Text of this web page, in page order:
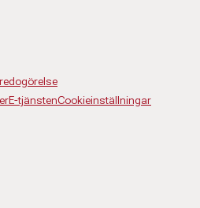
E-tjänstenCookieinställningar